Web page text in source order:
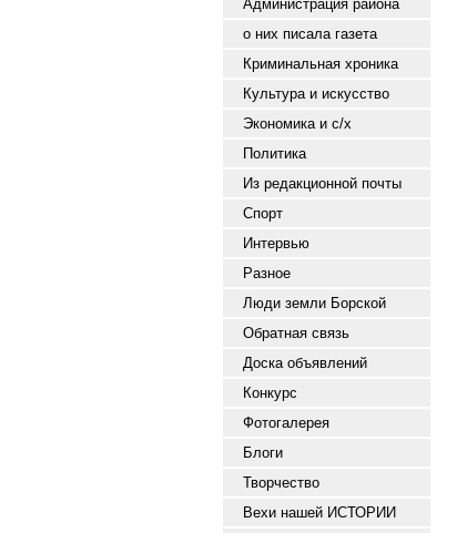
Администрация района
о них писала газета
Криминальная хроника
Культура и искусство
Экономика и с/х
Политика
Из редакционной почты
Спорт
Интервью
Разное
Люди земли Борской
Обратная связь
Доска объявлений
Конкурс
Фотогалерея
Блоги
Творчество
Вехи нашей ИСТОРИИ